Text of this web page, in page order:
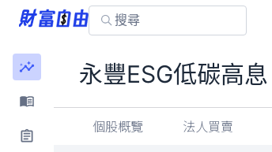
永豐ESG低碳高息
個股概覽 法人買賣